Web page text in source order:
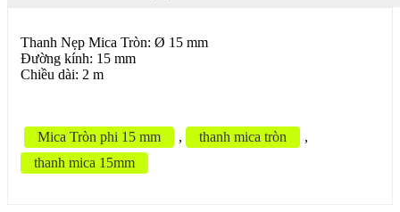
Thanh Nẹp Mica Tròn: Ø 15 mm
Đường kính: 15 mm
Chiều dài: 2 m
Mica Tròn phi 15 mm , thanh mica tròn
,
thanh mica 15mm